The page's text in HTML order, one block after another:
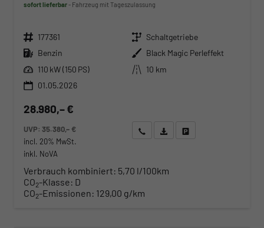
sofort lieferbar Fahrzeug mit Tageszulassung
Fahrzeugnr. 177361 Getriebe Schaltgetriebe
Kraftstoff Benzin Außenfarbe Black Magic Perleffekt
Leistung 110 kW (150 PS) Kilometerstand
10 km
01.05.2026
28.980,– €
UVP:35.380,– €
incl. 20% MwSt.
inkl. NoVA
Wir rufen Sie anAngebot drucken (PDF)
Verbrauch kombiniert: 5,70 l/100km
CO2-Klasse: D
CO2-Emissionen: 129,00 g/km